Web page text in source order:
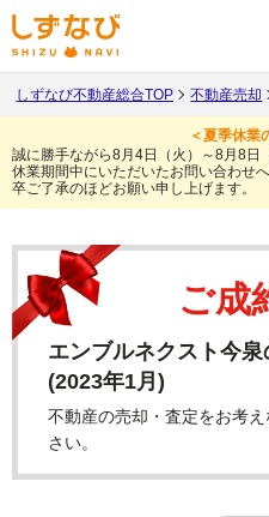
しずなび不動産総合TOP 不動産売却
＜夏季休業
誠に勝手ながら8月4日（火）～8月8日
休業期間中にいただいたお問い合わせ
卒ご了承のほどお願い申し上げます。
ご成
エンブルネクスト今
(2023年1月)
不動産の売却・査定をお考
さい。